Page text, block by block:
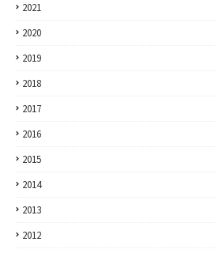
2021
2020
2019
2018
2017
2016
2015
2014
2013
2012